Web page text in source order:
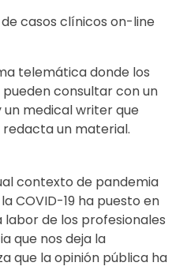
de casos clínicos on-line
telemática donde los
consultar con un
un medical writer que
un material.
contexto de pandemia
COVID-19 ha puesto en
de los profesionales
que nos deja la
que la opinión pública ha